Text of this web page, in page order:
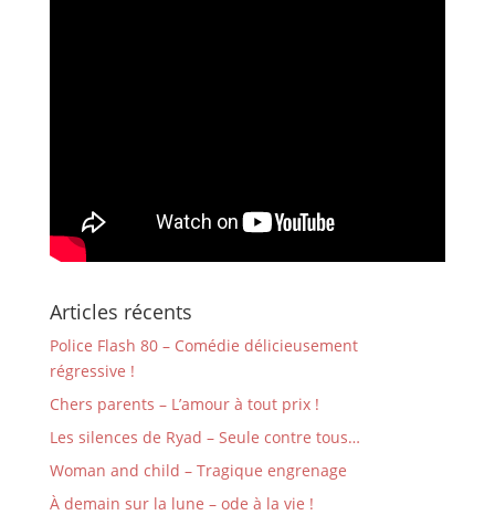
Articles récents
Police Flash 80 – Comédie délicieusement
régressive !
Chers parents – L’amour à tout prix !
Les silences de Ryad – Seule contre tous…
Woman and child – Tragique engrenage
À demain sur la lune – ode à la vie !